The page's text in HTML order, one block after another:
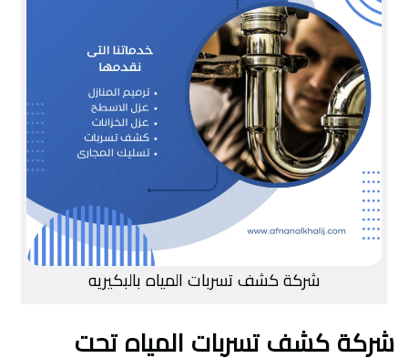
شركة كشف تسربات المياه بالبكيريه
شركة كشف تسربات المياه تحت